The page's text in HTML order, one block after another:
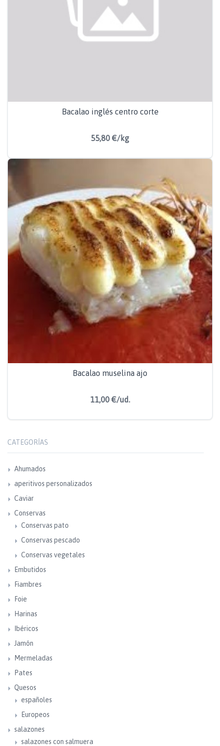
Bacalao inglés centro corte
55,80 €/kg
Bacalao muselina ajo
11,00 €/ud.
CATEGORÍAS
Ahumados
aperitivos personalizados
Caviar
Conservas
Conservas pato
Conservas pescado
Conservas vegetales
Embutidos
Fiambres
Foie
Harinas
Ibéricos
Jamón
Mermeladas
Pates
Quesos
españoles
Europeos
salazones
salazones con salmuera